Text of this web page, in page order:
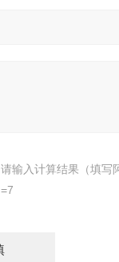
请输入计算结果（填写
=7